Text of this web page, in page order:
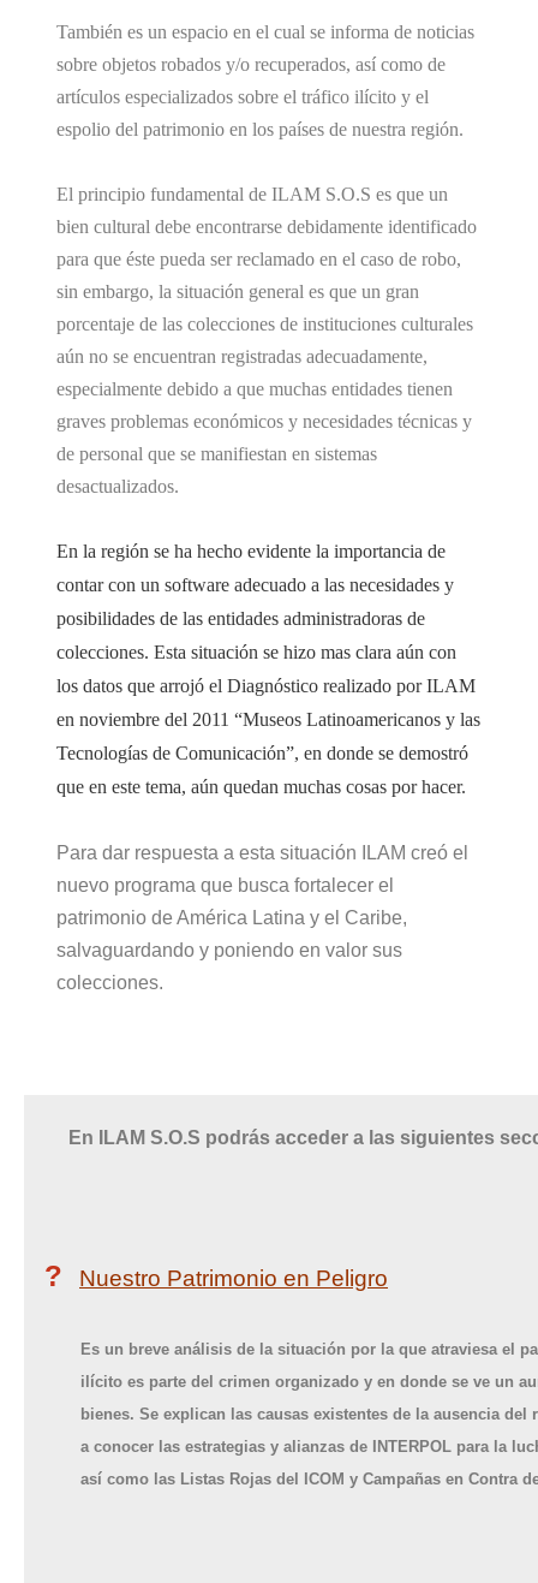
También es un espacio en el cual se informa de noticias
sobre objetos robados y/o recuperados, así como de
artículos especializados sobre el tráfico ilícito y el
espolio del patrimonio en los países de nuestra región.
El principio fundamental de ILAM S.O.S es que un
bien cultural debe encontrarse debidamente identificado
para que éste pueda ser reclamado en el caso de robo,
sin embargo, la situación general es que un gran
porcentaje de las colecciones de instituciones culturales
aún no se encuentran registradas adecuadamente,
especialmente debido a que muchas entidades tienen
graves problemas económicos y necesidades técnicas y
de personal que se manifiestan en sistemas
desactualizados.
En la región se ha hecho evidente la importancia de
contar con un software adecuado a las necesidades y
posibilidades de las entidades administradoras de
colecciones. Esta situación se hizo mas clara aún con
los datos que arrojó el Diagnóstico realizado por ILAM
en noviembre del 2011 “Museos Latinoamericanos y las
Tecnologías de Comunicación”, en donde se demostró
que en este tema, aún quedan muchas cosas por hacer.
Para dar respuesta a esta situación ILAM creó el
nuevo programa que busca fortalecer el
patrimonio de América Latina y el Caribe,
salvaguardando y poniendo en valor sus
colecciones.
En ILAM S.O.S podrás acceder a las siguientes
? Nuestro Patrimonio en Peligro
Es un breve análisis de la situación por la que atraviesa el
ilícito es parte del crimen organizado y en donde se ve un
bienes. Se explican las causas existentes de la ausencia
a conocer las estrategias y alianzas de INTERPOL para la
así como las Listas Rojas del ICOM y Campañas en Contra